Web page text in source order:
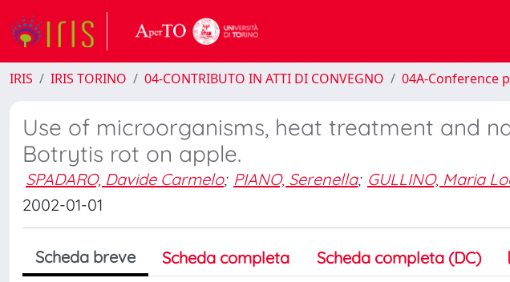
IRIS IRIS TORINO 04-CONTRIBUTO IN ATTI DI CONVEGNO 04A-Conference
Use of microorganisms, heat treatment and
Botrytis rot on apple.
SPADARO, Davide Carmelo; PIANO, Serenella; GULLINO, Maria
2002-01-01
Scheda breve Scheda completa Scheda completa (DC)